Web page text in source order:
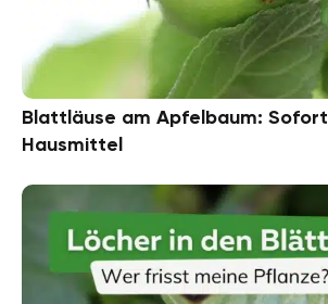
Blattläuse am Apfelbaum:
Hausmittel